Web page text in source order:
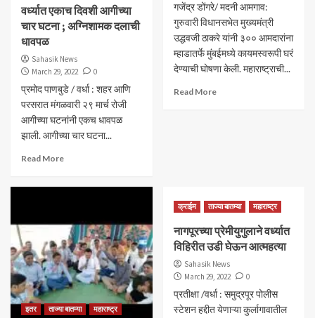
वर्ध्यात एकाच दिवशी आगीच्या
चार घटना ; अग्निशामक दलाची
धावपळ
Sahasik News
March 29, 2022
0
प्रमोद पाणबुडे / वर्धा : शहर आणि
परसरात मंगळवारी २९ मार्च रोजी
आगीच्या घटनांनी एकच धावपळ
झाली. आगीच्या चार घटना...
Read More
गजेंद्र डोंगरे/ मदनी आमगाव:
गुरुवारी विधानसभेत मुख्यमंत्री
उद्धवजी ठाकरे यांनी ३०० आमदारांना
म्हाडातर्फे मुंबईमध्ये कायमस्वरूपी घरं
देण्याची घोषणा केली. महाराष्ट्राची...
Read More
इतर ताज्या बातम्या
महाराष्ट्र
क्राईम ताज्या बातम्या महाराष्ट्र
नागपूरच्या प्रेमीयुगुलाने वर्ध्यात
विहिरीत उडी घेऊन आत्महत्या
Sahasik News
March 29, 2022
0
प्रतीक्षा /वर्धा : समुद्रपूर पोलीस
स्टेशन हद्दीत येणाऱ्या कुर्लागावातील